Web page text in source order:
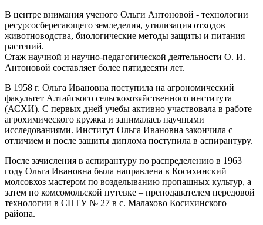
В центре внимания ученого Ольги Антоновой - технологии
ресурсосберегающего земледелия, утилизация отходов
животноводства, биологические методы защиты и питания
растений.
Стаж научной и научно-педагогической деятельности О. И.
Антоновой составляет более пятидесяти лет.
В 1958 г. Ольга Ивановна поступила на агрономический
факультет Алтайского сельскохозяйственного института
(АСХИ). С первых дней учебы активно участвовала в работе
агрохимического кружка и занималась научными
исследованиями. Институт Ольга Ивановна закончила с
отличием и после защиты диплома поступила в аспирантуру.
После зачисления в аспирантуру по распределению в 1963
году Ольга Ивановна была направлена в Косихинский
молсовхоз мастером по возделыванию пропашных культур, а
затем по комсомольской путевке – преподавателем передовой
технологии в СПТУ № 27 в с. Малахово Косихинского
района.